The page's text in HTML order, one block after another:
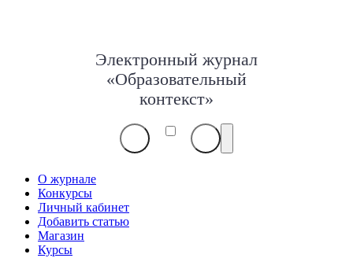
Электронный журнал
«Образовательный
контекст»
О журнале
Конкурсы
Личный кабинет
Добавить статью
Магазин
Курсы